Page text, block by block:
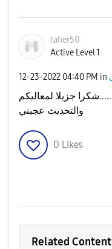
taher50
Active Level 1
‎12-23-2022 04:40 PM in
شكرا جزيلا لمعاليكم.....
والتحديث عجبني
0 Likes
Related Content